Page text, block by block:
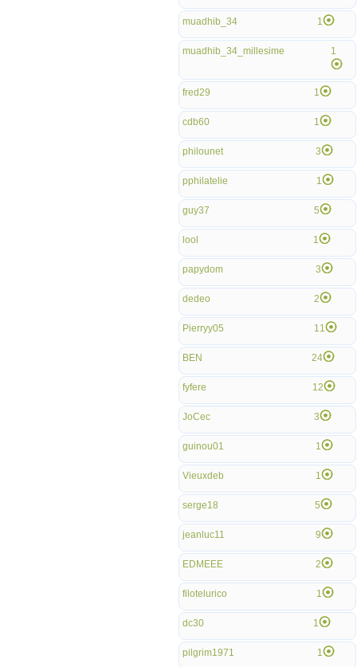
muadhib_34 1
muadhib_34_millesime 1
fred29 1
cdb60 1
philounet 3
pphilatelie 1
guy37 5
lool 1
papydom 3
dedeo 2
Pierryy05 11
BEN 24
fyfere 12
JoCec 3
guinou01 1
Vieuxdeb 1
serge18 5
jeanluc11 9
EDMEEE 2
filotelurico 1
dc30 1
pilgrim1971 1